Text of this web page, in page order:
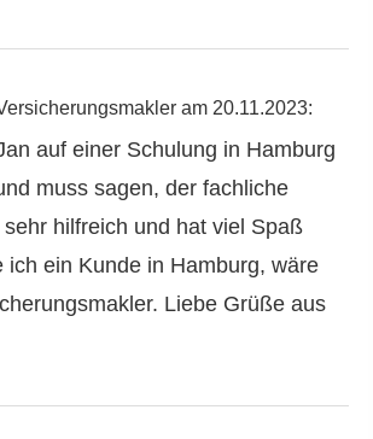
am 20.11.2023:
auf einer Schulung in Hamburg
muss sagen, der fachliche
hilfreich und hat viel Spaß
ich ein Kunde in Hamburg, wäre
Liebe Grüße aus